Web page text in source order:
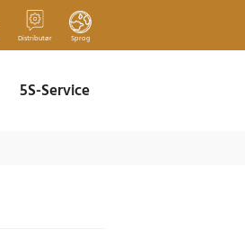
Distributør Sprog
5S-Service